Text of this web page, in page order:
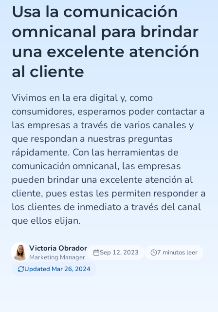
Usa la comunicación
omnicanal para brindar
una excelente atención
al cliente
Vivimos en la era digital y, como
consumidores, esperamos poder contactar a
las empresas a través de varios canales y
que respondan a nuestras preguntas
rápidamente. Con las herramientas de
comunicación omnicanal, las empresas
pueden brindar una excelente atención al
cliente, pues estas les permiten responder a
los clientes de inmediato a través del canal
que ellos elijan.
Victoria Obrador
Marketing Manager
Sep 12, 2023
7 minutos leer
Updated Mar 26, 2024